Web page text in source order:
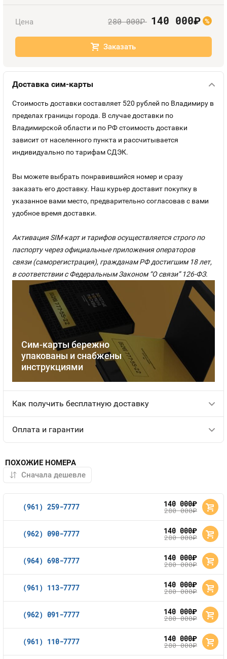
Контакты
Цена 280 000руб. 140 000руб. %
Заказать
Доставка сим-карты
Сим-карты бережно
упакованы и снабжены
инструкциями
Стоимость доставки составляет 520 рублей по Владимиру в
пределах границы города. В случае доставки по
Владимирской области и по РФ стоимость доставки
зависит от населенного пункта и рассчитывается
индивидуально по тарифам СДЭК.
Вы можете выбрать понравившийся номер и сразу
заказать его доставку. Наш курьер доставит покупку в
указанное вами место, предварительно согласовав с вами
удобное время доставки.
Активация SIM-карт и тарифов осуществляется строго по
паспорту через официальные приложения операторов
связи (саморегистрация), гражданам РФ достигшим 18 лет,
в соответствии с Федеральным Законом “О связи” 126-ФЗ.
Как получить бесплатную доставку
Оплата и гарантии
ПОХОЖИЕ НОМЕРА
(961) 259-7777 140 000руб.
280 000руб.
(962) 090-7777 140 000руб.
280 000руб.
(964) 698-7777 140 000руб.
280 000руб.
(961) 113-7777 140 000руб.
280 000руб.
(962) 091-7777 140 000руб.
280 000руб.
(961) 110-7777 140 000руб.
280 000руб.